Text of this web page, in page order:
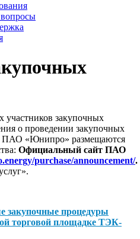
вопросы
закупочных
о проведении закупочных
ПАО «Юнипро» размещаются
Официальный сайт ПАО
purchase/announcement/.
закупочные процедуры
торговой площадке ТЭК-